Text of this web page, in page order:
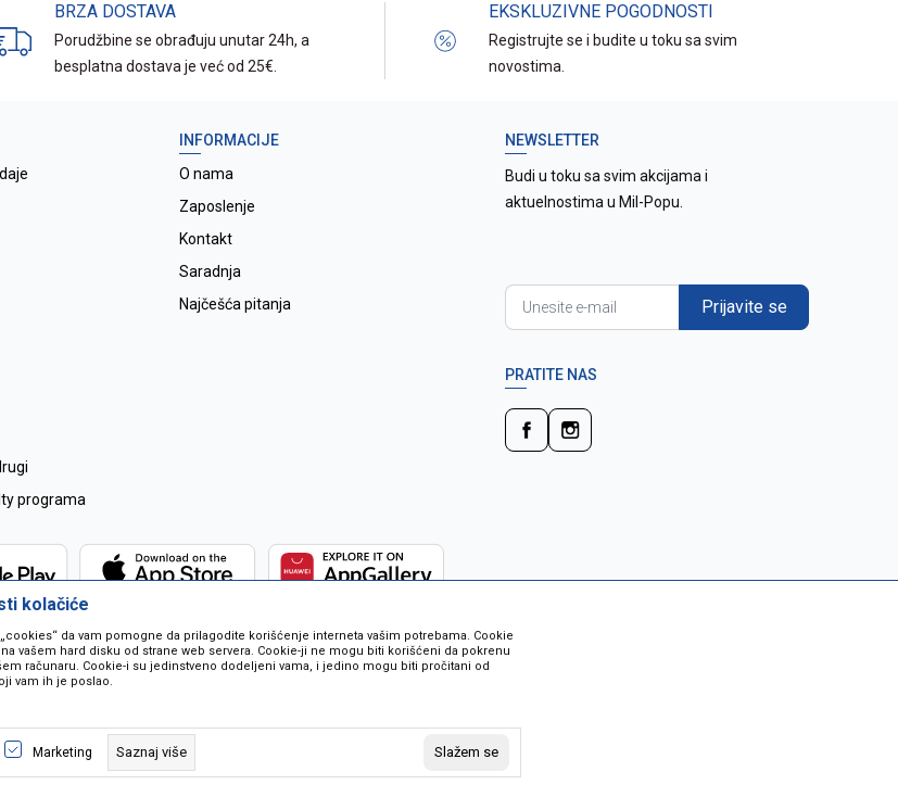
BRZA DOSTAVA
Porudžbine se obrađuju unutar 24h, a
besplatna dostava je već od 25€.
EKSKLUZIVNE POGODNOSTI
Registrujte se i budite u toku sa svim
novostima.
programa
INFORMACIJE
O nama
Zaposlenje
Kontakt
Saradnja
Najčešća pitanja
NEWSLETTER
Budi u toku sa svim akcijama i
aktuelnostima u Mil-Popu.
Prijavite se
PRATITE NAS
prikazu slika i samih cijena ali ne možemo garantovati da su sve informacije kompletne i bez
podrazumjeva se da su dostupni u svakom trenutku. Raspoloživost robe možete provjeriti besplatnim
pozivom na broj 067259021.
www.mil-pop.com, IzradaNB SOFT. Sva prava zadržana.
kolačiće
da vam pomogne da prilagodite korišćenje interneta vašim potrebama. Cookie
vašem hard disku od strane web servera. Cookie-ji ne mogu biti korišćeni da pokrenu
računaru. Cookie-i su jedinstveno dodeljeni vama, i jedino mogu biti pročitani od
vam ih je poslao.
Marketing Saznaj više Slažem se